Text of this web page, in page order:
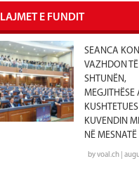
LAJMET E FUNDIT
SEANCA
VAZHDON TË
SHTUNËN,
MEGJITHËSE
KUSHTETUES
KUVENDIN
NË MESNATË
by voal.ch |